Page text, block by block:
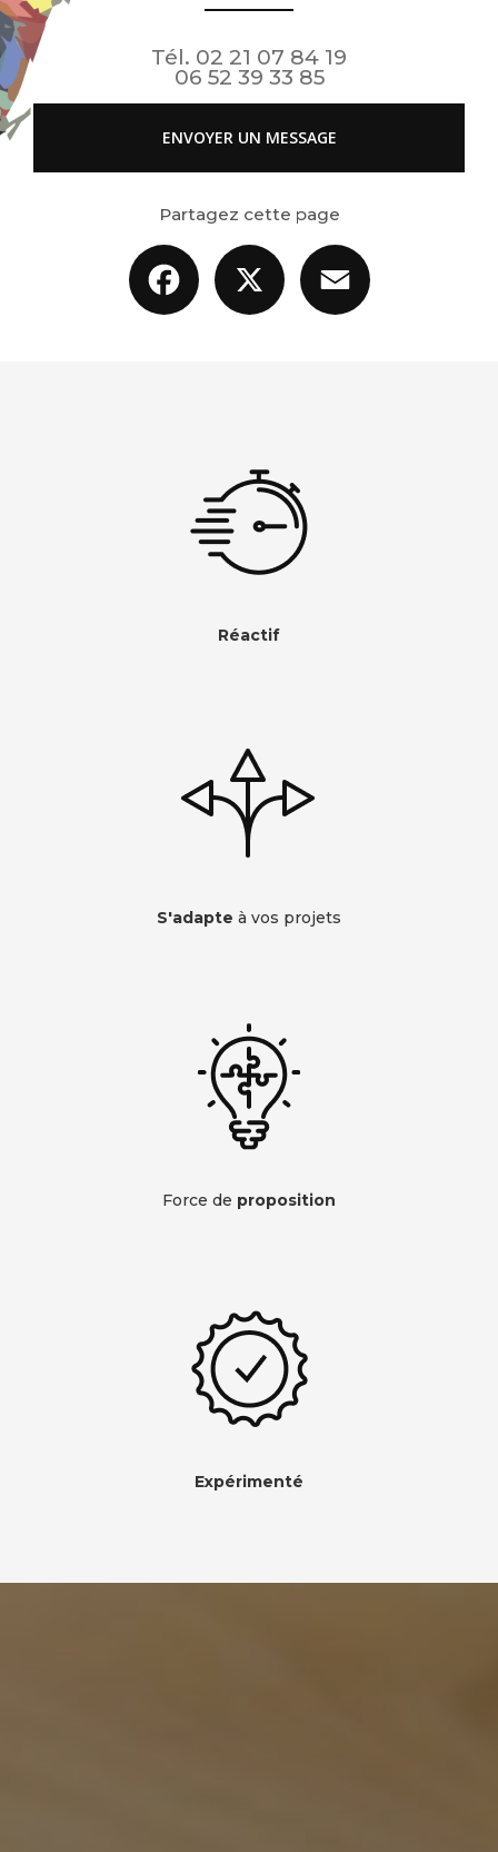
Tél. 02 21 07 84 19
06 52 39 33 85
ENVOYER UN MESSAGE
Partagez cette page
Facebook
Réactif
S'adapte à vos projets
Force de proposition
Expérimenté